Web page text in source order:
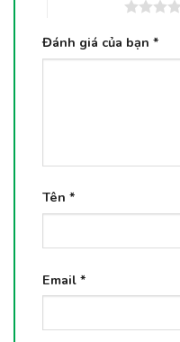
Đánh giá của bạn *
Tên *
Email *